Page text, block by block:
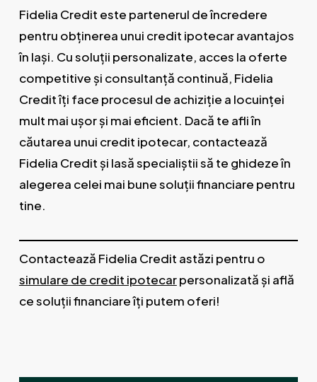
Fidelia Credit este partenerul de încredere
pentru obținerea unui credit ipotecar avantajos
în Iași. Cu soluții personalizate, acces la oferte
competitive și consultanță continuă, Fidelia
Credit îți face procesul de achiziție a locuinței
mult mai ușor și mai eficient. Dacă te afli în
căutarea unui credit ipotecar, contactează
Fidelia Credit și lasă specialiștii să te ghideze în
alegerea celei mai bune soluții financiare pentru
tine.
Contactează Fidelia Credit astăzi pentru o
simulare de credit ipotecarpersonalizată și află
ce soluții financiare îți putem oferi!